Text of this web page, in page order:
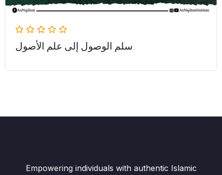
سلم الوصول إلی علم الأصول
Empowering individuals with authentic Islamic